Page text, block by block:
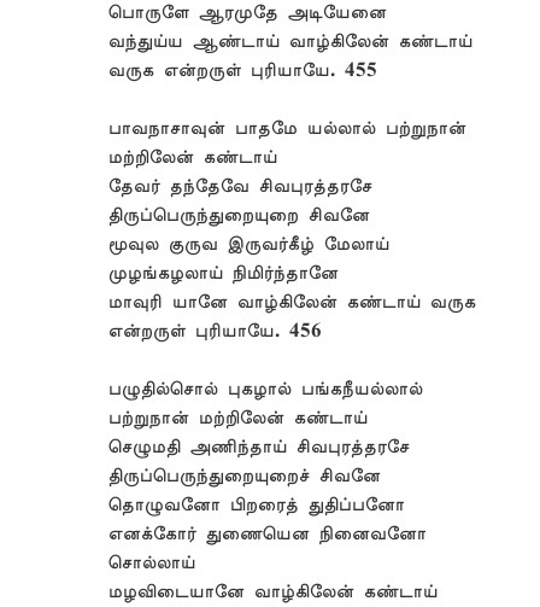
பொருளே ஆரமுதே அடியேனை
வந்துய்ய ஆண்டாய் வாழ்கிலேன் கண்டாய்
வருக என்றருள் புரியாயே. 455
பாவநாசாவுன் பாதமே யல்லால் பற்றுநான்
மற்றிலேன் கண்டாய்
தேவர் தந்தேவே சிவபுரத்தரசே
திருப்பெருந்துறையுறை சிவனே
மூவுல குருவ இருவர்கீழ் மேலாய்
முழங்கழலாய் நிமிர்ந்தானே
மாவுரி யானே வாழ்கிலேன் கண்டாய் வருக
என்றருள் புரியாயே. 456
பழுதில்சொல் புகழால் பங்கநீயல்லால்
பற்றுநான் மற்றிலேன் கண்டாய்
செழுமதி அணிந்தாய் சிவபுரத்தரசே
திருப்பெருந்துறையுறைச் சிவனே
தொழுவனோ பிறரைத் துதிப்பனோ
எனக்கோர் துணையென நினைவனோ
சொல்லாய்
மழவிடையானே வாழ்கிலேன் கண்டாய்